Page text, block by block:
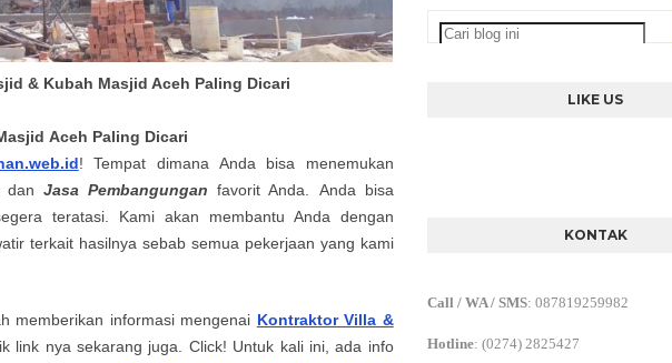
& Kubah Masjid Aceh Paling Dicari
Aceh Paling Dicari
! Tempat dimana Anda bisa menemukan
dan Jasa Pembangungan favorit Anda.
Anda bisa
teratasi. Kami akan membantu Anda dengan
terkait hasilnya sebab semua pekerjaan yang kami
memberikan informasi mengenai Kontraktor Villa &
link nya sekarang juga. Click! Untuk kali ini, ada info
LIKE US
KONTAK
Call / WA / SMS: 087819259982
Hotline: (0274) 2825427